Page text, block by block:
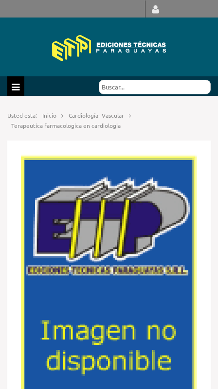
Usted esta: Inicio
Cardiología- Vascular
Terapeutica farmacologica en cardiologia